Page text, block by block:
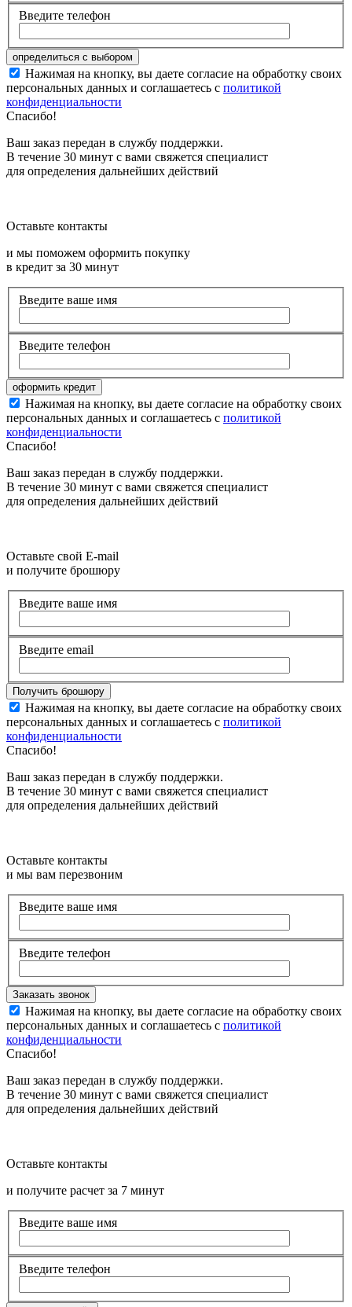
Введите телефон
Нажимая на кнопку, вы даете согласие на обработку своих
персональных данных и соглашаетесь с политикой
конфиденциальности
Спасибо!
Ваш заказ передан в службу поддержки.
В течение 30 минут с вами свяжется специалист
для определения дальнейших действий
Оставьте контакты
и мы поможем оформить покупку
в кредит за 30 минут
Введите ваше имя
Введите телефон
Нажимая на кнопку, вы даете согласие на обработку своих
персональных данных и соглашаетесь с политикой
конфиденциальности
Спасибо!
Ваш заказ передан в службу поддержки.
В течение 30 минут с вами свяжется специалист
для определения дальнейших действий
Оставьте свой E-mail
и получите брошюру
Введите ваше имя
Введите email
Нажимая на кнопку, вы даете согласие на обработку своих
персональных данных и соглашаетесь с политикой
конфиденциальности
Спасибо!
Ваш заказ передан в службу поддержки.
В течение 30 минут с вами свяжется специалист
для определения дальнейших действий
Оставьте контакты
и мы вам перезвоним
Введите ваше имя
Введите телефон
Нажимая на кнопку, вы даете согласие на обработку своих
персональных данных и соглашаетесь с политикой
конфиденциальности
Спасибо!
Ваш заказ передан в службу поддержки.
В течение 30 минут с вами свяжется специалист
для определения дальнейших действий
Оставьте контакты
и получите расчет за 7 минут
Введите ваше имя
Введите телефон